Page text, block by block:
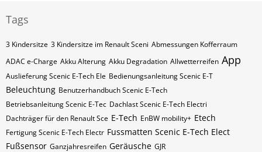
Tags
3 Kindersitze 3 Kindersitze im Renault Sceni Abmessungen Kofferraum
ADAC e-Charge Akku Alterung Akku Degradation Allwetterreifen App
Auslieferung Scenic E-Tech Ele Bedienungsanleitung Scenic E-T
Beleuchtung Benutzerhandbuch Scenic E-Tech
Betriebsanleitung Scenic E-Tec Dachlast Scenic E-Tech Electri
Dachträger für den Renault Sce E-Tech EnBW mobility+ Etech
Fertigung Scenic E-Tech Electr Fussmatten Scenic E-Tech Elect
Fußsensor Ganzjahresreifen Geräusche GJR